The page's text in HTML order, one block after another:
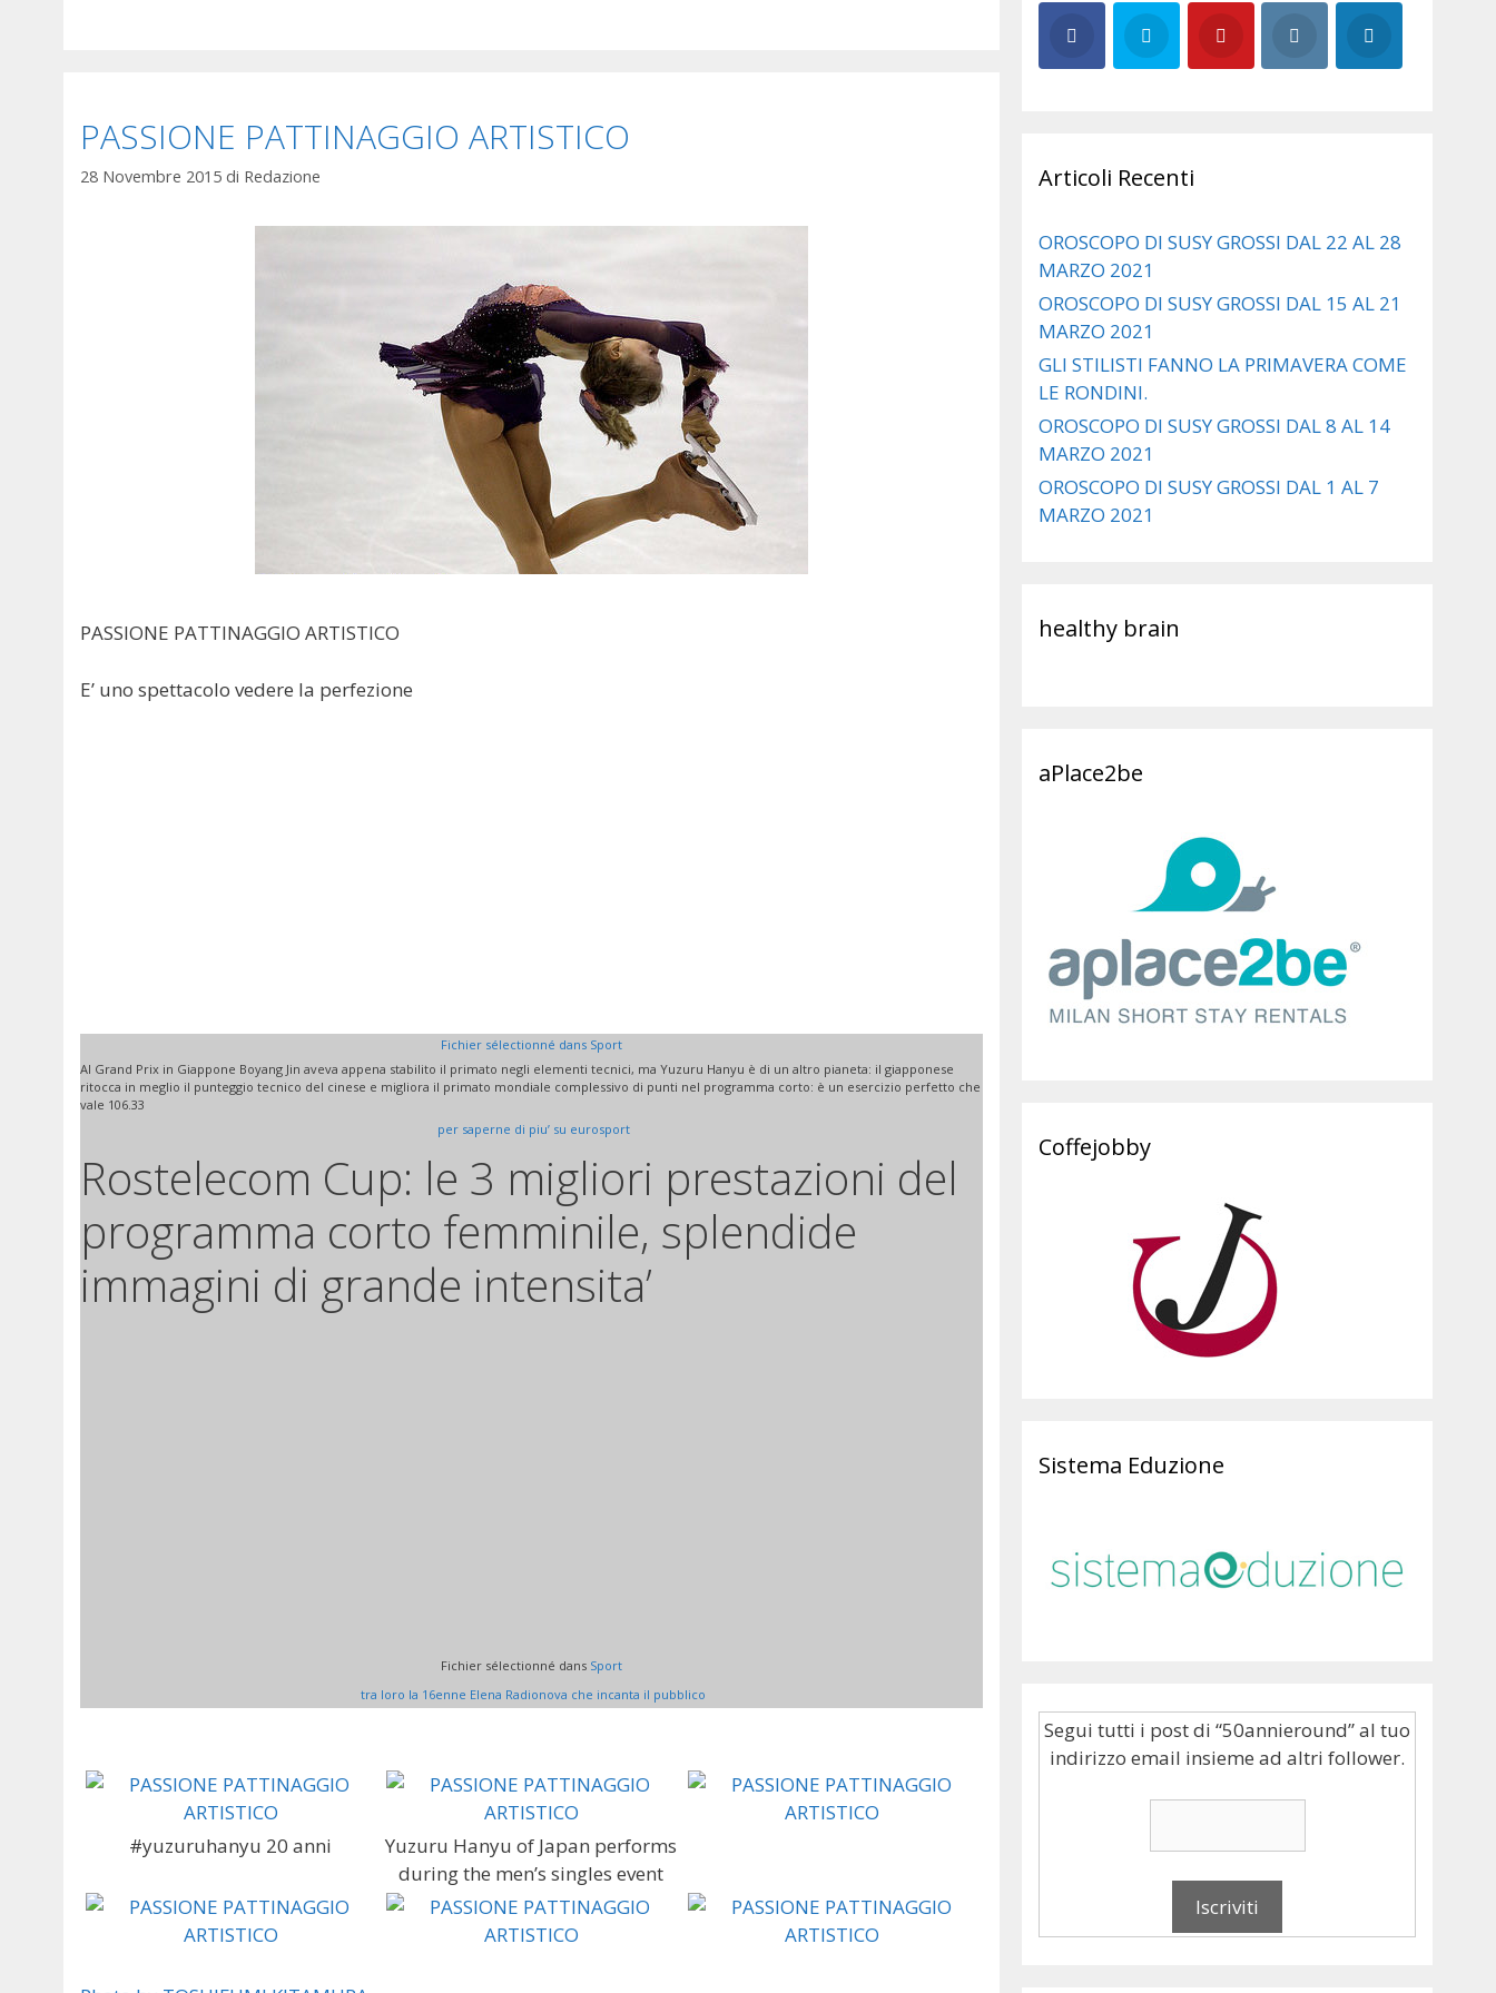
PASSIONE PATTINAGGIO ARTISTICO
28 Novembre 2015 di Redazione
PASSIONE PATTINAGGIO ARTISTICO
E’ uno spettacolo vedere la perfezione
Fichier sélectionné dans Sport
Al Grand Prix in Giappone Boyang Jin aveva appena stabilito il primato negli elementi tecnici, ma Yuzuru Hanyu è di un altro pianeta: il giapponese
ritocca in meglio il punteggio tecnico del cinese e migliora il primato mondiale complessivo di punti nel programma corto: è un esercizio perfetto che
vale 106.33
per saperne di piu’ su eurosport
Rostelecom Cup: le 3 migliori prestazioni del
programma corto femminile, splendide
immagini di grande intensita’
Fichier sélectionné dans Sport
tra loro la 16enne Elena Radionova che incanta il pubblico
#yuzuruhanyu 20 anni
Yuzuru Hanyu of Japan performs
during the men’s singles event
Articoli Recenti
OROSCOPO DI SUSY GROSSI DAL 22 AL 28
MARZO 2021
OROSCOPO DI SUSY GROSSI DAL 15 AL 21
MARZO 2021
GLI STILISTI FANNO LA PRIMAVERA COME
LE RONDINI.
OROSCOPO DI SUSY GROSSI DAL 8 AL 14
MARZO 2021
OROSCOPO DI SUSY GROSSI DAL 1 AL 7
MARZO 2021
healthy brain
aPlace2be
Coffejobby
Sistema Eduzione
Segui tutti i post di “50annieround” al tuo
indirizzo email insieme ad altri follower.